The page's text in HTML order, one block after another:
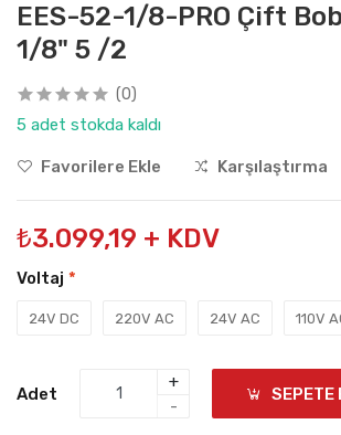
EES-52-1/8-PRO Çift
1/8" 5 /2
(0)
5 adet stokda kaldı
Favorilere Ekle Karşılaştırma
₺3.099,19 + KDV
Voltaj *
24V DC 220V AC 24V AC 110V
Adet
+
-
SEPETE